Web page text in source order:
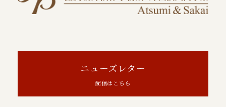
ニューズレター
配信はこちら